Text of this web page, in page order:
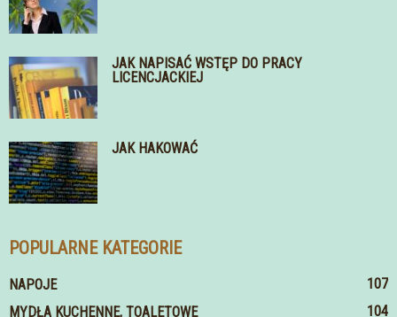
JAK NAPISAĆ WSTĘP DO PRACY
LICENCJACKIEJ
JAK HAKOWAĆ
POPULARNE KATEGORIE
NAPOJE
107
MYDŁA KUCHENNE, TOALETOWE
104